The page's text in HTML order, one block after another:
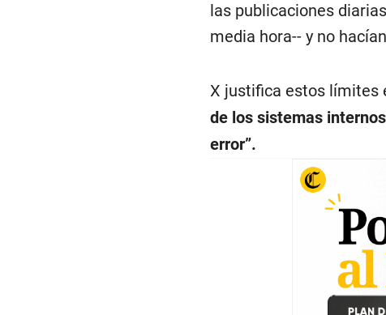
las publicaciones
media hora-- y no
X justifica estos límites
de los sistemas
error”.